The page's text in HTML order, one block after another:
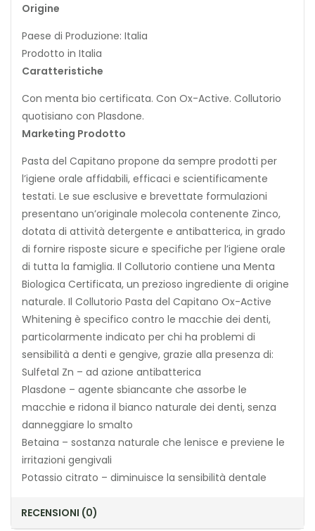
Origine
Paese di Produzione: Italia
Prodotto in Italia
Caratteristiche
Con menta bio certificata. Con Ox-Active. Collutorio
quotisiano con Plasdone.
Marketing Prodotto
Pasta del Capitano propone da sempre prodotti per
l’igiene orale affidabili, efficaci e scientificamente
testati. Le sue esclusive e brevettate formulazioni
presentano un’originale molecola contenente Zinco,
dotata di attività detergente e antibatterica, in grado
di fornire risposte sicure e specifiche per l’igiene orale
di tutta la famiglia. Il Collutorio contiene una Menta
Biologica Certificata, un prezioso ingrediente di origine
naturale. Il Collutorio Pasta del Capitano Ox-Active
Whitening è specifico contro le macchie dei denti,
particolarmente indicato per chi ha problemi di
sensibilità a denti e gengive, grazie alla presenza di:
Sulfetal Zn – ad azione antibatterica
Plasdone – agente sbiancante che assorbe le
macchie e ridona il bianco naturale dei denti, senza
danneggiare lo smalto
Betaina – sostanza naturale che lenisce e previene le
irritazioni gengivali
Potassio citrato – diminuisce la sensibilità dentale
RECENSIONI (0)